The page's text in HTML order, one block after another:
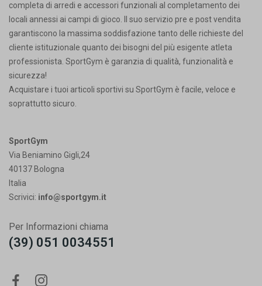
completa di arredi e accessori funzionali al completamento dei
locali annessi ai campi di gioco. Il suo servizio pre e post vendita
garantiscono la massima soddisfazione tanto delle richieste del
cliente istituzionale quanto dei bisogni del più esigente atleta
professionista. SportGym è garanzia di qualità, funzionalità e
sicurezza!
Acquistare i tuoi articoli sportivi su SportGym è facile, veloce e
soprattutto sicuro.
SportGym
Via Beniamino Gigli,24
40137 Bologna
Italia
Scrivici: info@sportgym.it
Per Informazioni chiama
(39) 051 0034551